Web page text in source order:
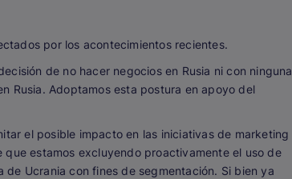
por los acontecimientos recientes.
de no hacer negocios en Rusia ni con ninguna
Rusia. Adoptamos esta postura en apoyo del
el posible impacto en las iniciativas de marketing
estamos excluyendo proactivamente el uso de
Ucrania con fines de segmentación. Si bien ya